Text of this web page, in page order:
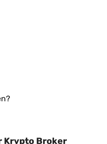
Krypto Broker